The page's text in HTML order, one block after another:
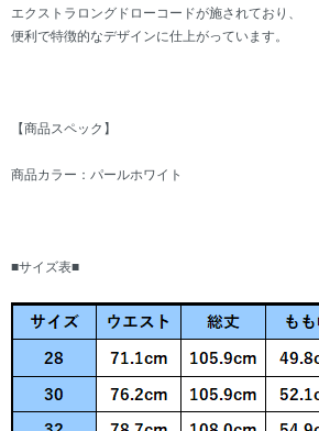
エクストラロングドローコードが施されており、
便利で特徴的なデザインに仕上がっています。
【商品スペック】
商品カラー：パールホワイト
■サイズ表■